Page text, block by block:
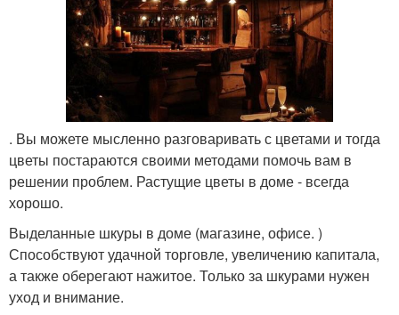
. Вы можете мысленно разговаривать с цветами и тогда
цветы постараются своими методами помочь вам в
решении проблем. Растущие цветы в доме - всегда
хорошо.
Выделанные шкуры в доме (магазине, офисе. )
Способствуют удачной торговле, увеличению капитала,
а также оберегают нажитое. Только за шкурами нужен
уход и внимание.